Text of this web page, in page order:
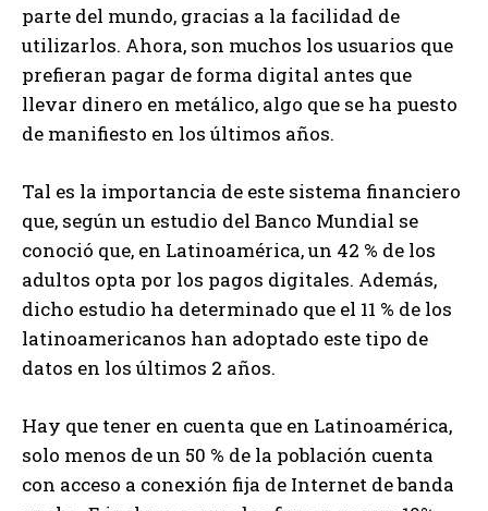
parte del mundo, gracias a la facilidad de
utilizarlos. Ahora, son muchos los usuarios que
prefieran pagar de forma digital antes que
llevar dinero en metálico, algo que se ha puesto
de manifiesto en los últimos años.
Tal es la importancia de este sistema financiero
que, según un estudio del Banco Mundial se
conoció que, en Latinoamérica, un 42 % de los
adultos opta por los pagos digitales. Además,
dicho estudio ha determinado que el 11 % de los
latinoamericanos han adoptado este tipo de
datos en los últimos 2 años.
Hay que tener en cuenta que en Latinoamérica,
solo menos de un 50 % de la población cuenta
con acceso a conexión fija de Internet de banda